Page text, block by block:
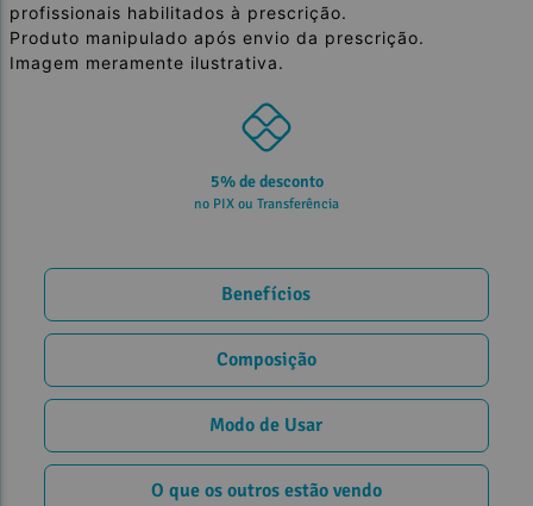
profissionais habilitados à prescrição.
Produto manipulado após envio da prescrição.
Imagem meramente ilustrativa.
5% de desconto
no PIX ou Transferência
Benefícios
Composição
Modo de Usar
O que os outros estão vendo